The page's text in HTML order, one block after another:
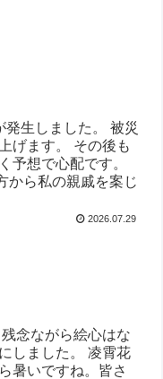
生しました。 被災
げます。 その後も
予想で心配です。
から私の親戚を案じ
2026.07.29
念ながら絵心はな
しました。 凌霄花
暑いですね。皆さ